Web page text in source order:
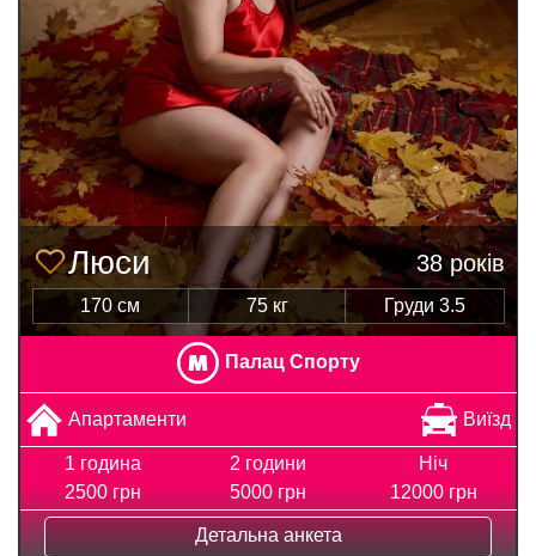
Люси 38 років
170 см 75 кг Груди 3.5
Палац Спорту
Апартаменти Виїзд
1 година
2500 грн
2 години
5000 грн
Ніч
12000 грн
Детальна анкета